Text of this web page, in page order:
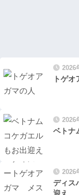
2026
トゲオ
2026
ベトナ
2026
ディス
迎え